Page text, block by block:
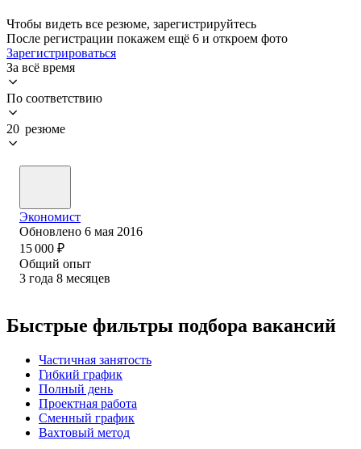
Чтобы видеть все резюме, зарегистрируйтесь
После регистрации покажем ещё 6 и откроем фото
Зарегистрироваться
За всё время
По соответствию
20 резюме
Экономист
Обновлено 6 мая 2016
15 000 ₽
Общий опыт
3 года 8 месяцев
Быстрые фильтры подбора вакансий
Частичная занятость
Гибкий график
Полный день
Проектная работа
Сменный график
Вахтовый метод